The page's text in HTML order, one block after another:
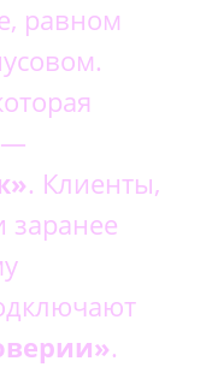
равном
—
. Клиенты,
заранее
.